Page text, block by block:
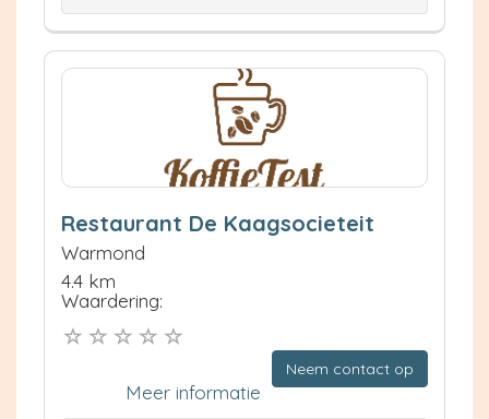
Restaurant De Kaagsocieteit
Warmond
4.4 km
Waardering:
Neem contact op
Meer informatie